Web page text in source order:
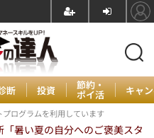
断 投資 節約・
ポイ活 キャ
ログラムを利用しています
暑い夏の自分へのご褒美スタ